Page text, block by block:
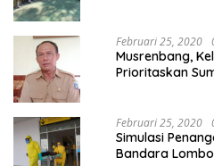
Februari 25, 2020
Musrenbang,
Prioritaskan
Februari 25, 2020
Simulasi
Bandara